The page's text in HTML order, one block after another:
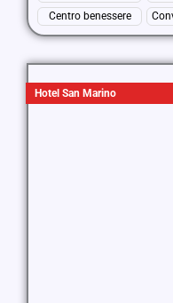
Centro benessere
Hotel San Marino